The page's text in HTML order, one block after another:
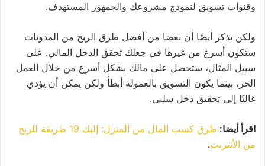
وقنوات تسويق لنموذج مشروعك والجمهور المستهدف.
ولكن تذكر أيضًا أن بعضا من أفضل طرق الربح من المدونات
ستكون أسرع من غيرها في جعلك تحقق الدخل المالي. على
سبيل المثال، ستحصل على مالك بشكل أسرع من خلال العمل
الحر، بينما يكون التسويق بالعمولة أبطأ ولكن يمكن أن يؤدي
غالبًا إلى تحقيق دخل سلبي.
اقرأ أيضا:
طرق كسب المال من المنزل: إليك 19 طريقة للربح
من الأنترنت.